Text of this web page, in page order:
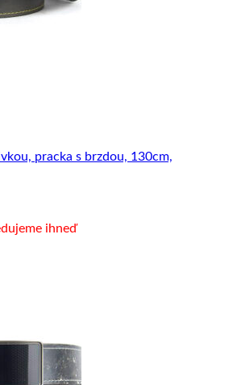
pracka s brzdou, 130cm,
ihneď